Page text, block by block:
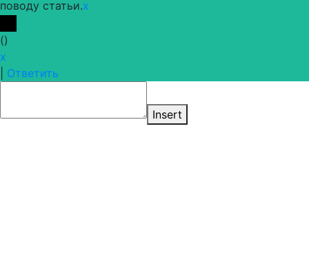
поводу статьи.x
()
x
Ответить
Insert